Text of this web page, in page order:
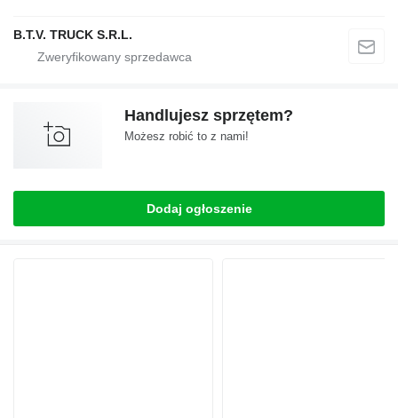
B.T.V. TRUCK S.R.L.
Handlujesz sprzętem?
Możesz robić to z nami!
Dodaj ogłoszenie